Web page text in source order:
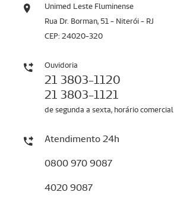
Unimed Leste Fluminense
Rua Dr. Borman, 51 - Niterói - RJ
CEP: 24020-320
Ouvidoria
21 3803-1120
21 3803-1121
de segunda a sexta, horário comercial
Atendimento 24h
0800 970 9087
4020 9087